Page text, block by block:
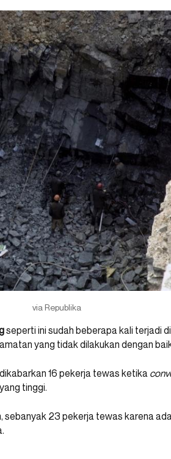
via Republika
seperti ini sudah beberapa kali terjadi
yang tidak dilakukan dengan
16 pekerja tewas ketika
tinggi.
sebanyak 23 pekerja tewas karena